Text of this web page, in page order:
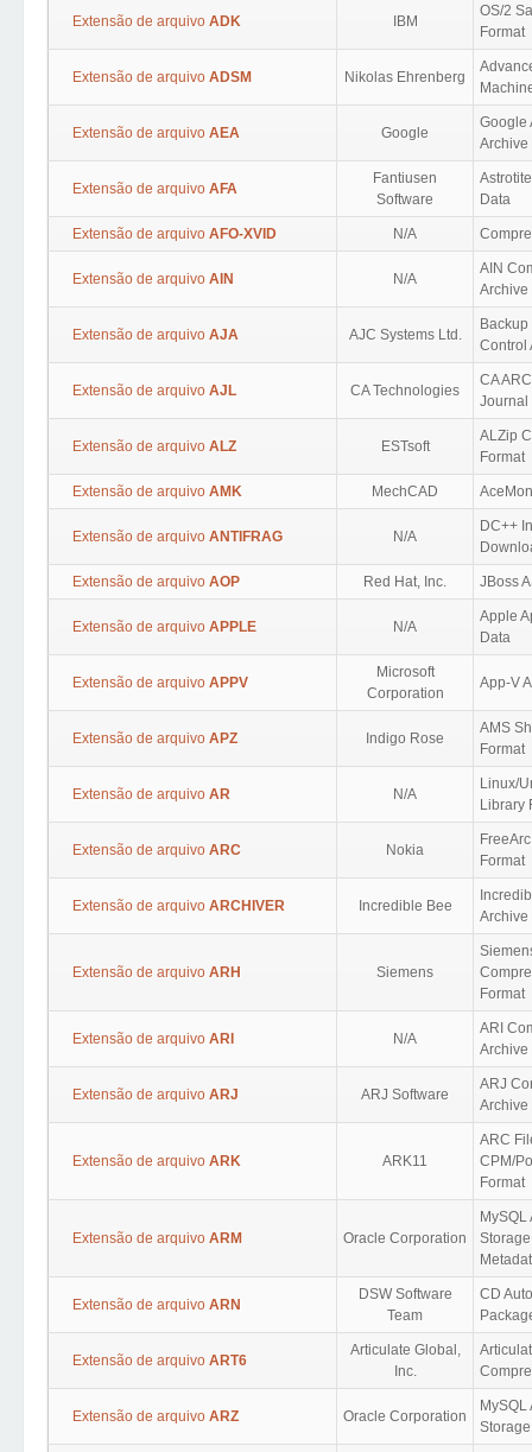
Extensão de arquivo ADK IBM
OS/2
Format
Extensão de arquivo ADSM Nikolas Ehrenberg
Extensão de arquivo AEA Google
Google
Archive
Extensão de arquivo AFA
Fantiusen
Software
Data
Extensão de arquivo AFO-XVID N/A
Extensão de arquivo AIN N/A
AIN
Archive
Extensão de arquivo AJA AJC Systems Ltd.
Control
Extensão de arquivo AJL CA Technologies
CA
Journal
Extensão de arquivo ALZ ESTsoft
ALZip
Format
Extensão de arquivo AMK MechCAD
Extensão de arquivo ANTIFRAG N/A
DC++
Extensão de arquivo AOP Red Hat, Inc. JBoss
Extensão de arquivo APPLE N/A
Apple
Data
Extensão de arquivo APPV
Microsoft
Corporation
App-V
Extensão de arquivo APZ Indigo Rose
AMS
Format
Extensão de arquivo AR N/A
Linux/
Library
Extensão de arquivo ARC Nokia
Format
Extensão de arquivo ARCHIVER Incredible Bee
Archive
Extensão de arquivo ARH Siemens
Format
Extensão de arquivo ARI N/A
ARI
Archive
Extensão de arquivo ARJ ARJ Software
ARJ
Archive
Extensão de arquivo ARK ARK11
ARC
CPM/
Format
Extensão de arquivo ARM Oracle Corporation
MySQL
Extensão de arquivo ARN
DSW Software
Team
CD
Extensão de arquivo ART6
Articulate Global,
Inc.
Extensão de arquivo ARZ Oracle Corporation
MySQL